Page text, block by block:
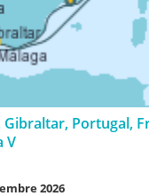
Gibraltar, Portugal,
V
2026